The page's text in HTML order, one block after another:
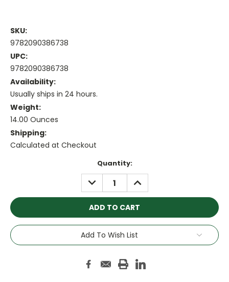
SKU:
9782090386738
UPC:
9782090386738
Availability:
Usually ships in 24 hours.
Weight:
14.00 Ounces
Shipping:
Calculated at Checkout
Quantity:
DECREASE
QUANTITY:
INCREASE
QUANTITY:
Add To Wish List